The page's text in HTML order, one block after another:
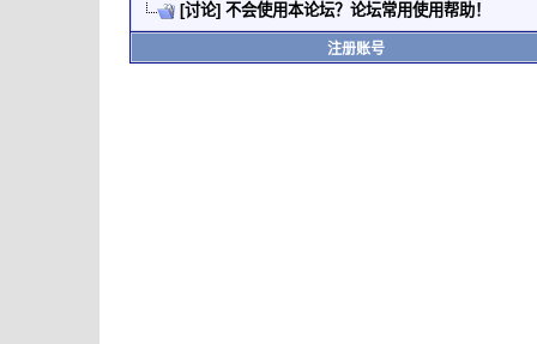
[讨论] 不会使用本论坛？论坛常用使用帮助！
注册账号